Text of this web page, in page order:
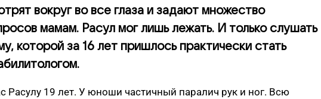
вокруг во все глаза и задают множество
мамам. Расул мог лишь лежать. И только слушать
которой за 16 лет пришлось практически стать
Расулу 19 лет. У юноши частичный паралич рук и ног. Всю